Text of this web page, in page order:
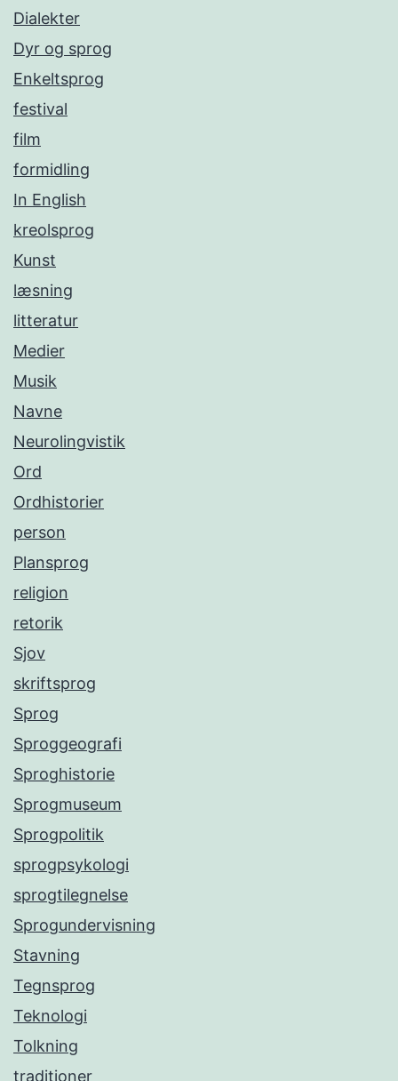
Dialekter
Dyr og sprog
Enkeltsprog
festival
film
formidling
In English
kreolsprog
Kunst
læsning
litteratur
Medier
Musik
Navne
Neurolingvistik
Ord
Ordhistorier
person
Plansprog
religion
retorik
Sjov
skriftsprog
Sprog
Sproggeografi
Sproghistorie
Sprogmuseum
Sprogpolitik
sprogpsykologi
sprogtilegnelse
Sprogundervisning
Stavning
Tegnsprog
Teknologi
Tolkning
traditioner